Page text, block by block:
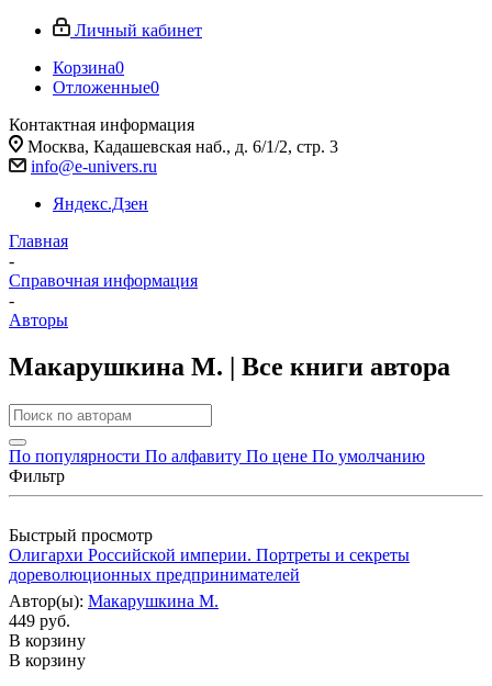
Личный кабинет
Корзина0
Отложенные0
Контактная информация
Москва, Кадашевская наб., д. 6/1/2, стр. 3
info@e-univers.ru
Яндекс.Дзен
Главная
-
Справочная информация
-
Авторы
Макарушкина М. | Все книги автора
По популярности По алфавиту По цене По умолчанию
Фильтр
Быстрый просмотр
Олигархи Российской империи. Портреты и секреты
дореволюционных предпринимателей
Автор(ы): Макарушкина М.
449 руб.
В корзину
В корзину